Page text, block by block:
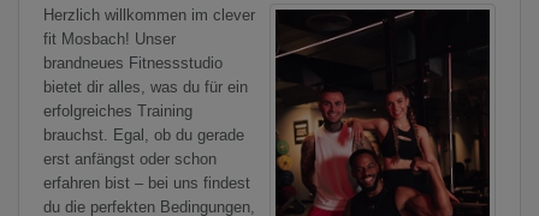
Herzlich willkommen im clever
fit Mosbach! Unser
brandneues Fitnessstudio
bietet dir alles, was du für ein
erfolgreiches Training
brauchst. Egal, ob du gerade
erst anfängst oder schon
erfahren bist – bei uns findest
du die perfekten Bedingungen,